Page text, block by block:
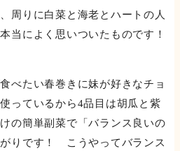
周りに白菜と海老とハートの人
当によく思いついたものです！
べたい春巻きに妹が好きなチョ
っているから4品目は胡瓜と紫
の簡単副菜で「バランス良いの
りです！ こうやってバランス